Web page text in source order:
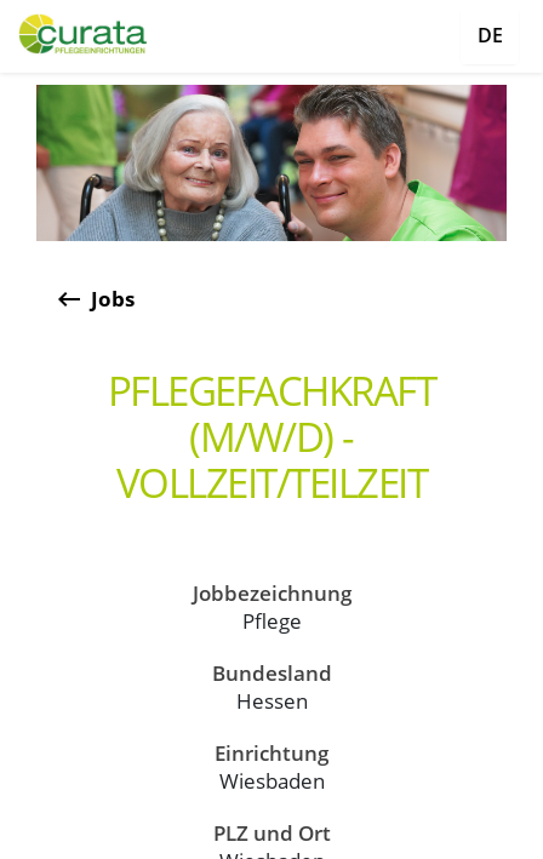
DE
keyboard_backspace Jobs
PFLEGEFACHKRAFT
(M/W/D) -
VOLLZEIT/TEILZEIT
Jobbezeichnung
Pflege
Bundesland
Hessen
Einrichtung
Wiesbaden
PLZ und Ort